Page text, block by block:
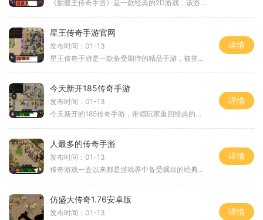
《骷髅王传奇手游》是一款经典的2D游戏，该游戏采用传奇主题，玩家扮演角色体验刺激的战斗和丰富的冒险。作为一款万人在线的多人游戏，玩家可以与其他玩家相互互动，并共同探索
星王传奇手游官网
发布时间：01-13
星王传奇手游是一款备受期待的精品手游，被誉为朋友们面前引领次世代移动游戏的指导星。在这款游戏中，玩家们将会加入到一个神奇的星际争霸战场中，并体验无与伦比的刺激和挑
详情
今天新开185传奇手游
发布时间：01-13
今天新开的185传奇手游，带领玩家重回经典的传奇世界，体验激情与刺激的冒险之旅。作为一款经典的网游，在上线多年后，积累了大量的忠实粉丝，并且一直保持着稳定的人气和活跃
详情
人最多的传奇手游
发布时间：01-13
传奇游戏一直以来都是游戏界中备受瞩目的经典之作，尤其是2D游戏中的角色扮演类游戏更是深受玩家的喜爱。随着科技的飞速发展，传奇手游的出现成为了传奇游戏的进一步延伸。这款
详情
仿盛大传奇1.76安卓版
发布时间：01-13
详情